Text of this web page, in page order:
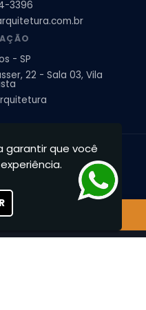
de Interiores
e Engenharia
Apartamentos
Comercial
Completo
Residencial
3396
- SP
22 - Sala 03, Vila
Transformamos espaços,
garantir que você